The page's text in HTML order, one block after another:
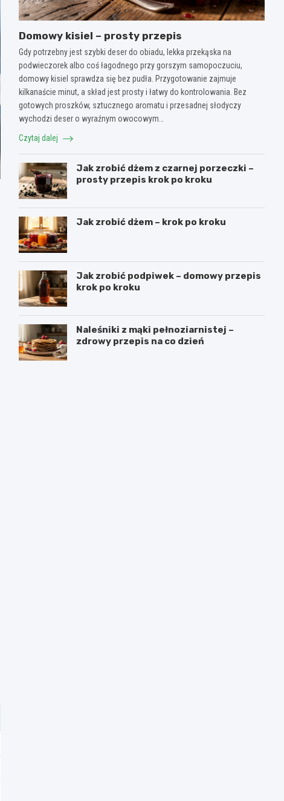
Domowy kisiel – prosty przepis
Gdy potrzebny jest szybki deser do obiadu, lekka przekąska na
podwieczorek albo coś łagodnego przy gorszym samopoczuciu,
domowy kisiel sprawdza się bez pudła. Przygotowanie zajmuje
kilkanaście minut, a skład jest prosty i łatwy do kontrolowania. Bez
gotowych proszków, sztucznego aromatu i przesadnej słodyczy
wychodzi deser o wyraźnym owocowym…
Czytaj dalej
Jak zrobić dżem z czarnej porzeczki –
prosty przepis krok po kroku
Jak zrobić dżem – krok po kroku
Jak zrobić podpiwek – domowy przepis
krok po kroku
Naleśniki z mąki pełnoziarnistej –
zdrowy przepis na co dzień